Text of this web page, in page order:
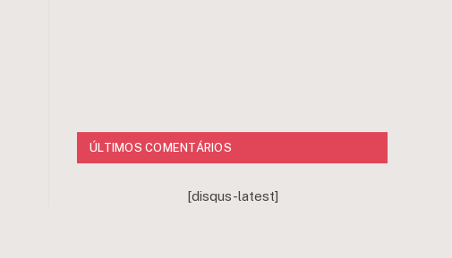
ÚLTIMOS COMENTÁRIOS
[disqus-latest]